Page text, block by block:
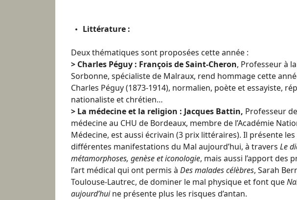
Littérature :
Deux thématiques sont proposées cette année :
> Charles Péguy : François de Saint-Cheron, Professeur à la
Sorbonne, spécialiste de Malraux, rend hommage cette
Charles Péguy (1873-1914), normalien, poète et essayiste,
nationaliste et chrétien…
> La médecine et la religion : Jacques Battin, Professeur de
médecine au CHU de Bordeaux, membre de l’Académie
Médecine, est aussi écrivain (3 prix littéraires). Il présente les
différentes manifestations du Mal aujourd’hui, à travers Le
métamorphoses, genèse et iconologie, mais aussi l’apport des
l’art médical qui ont permis à Des malades célèbres, Sarah
Toulouse-Lautrec, de dominer le mal physique et font que
aujourd’huine présente plus les risques d’antan.